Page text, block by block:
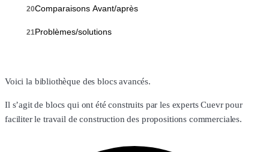
20Comparaisons Avant/après
21Problèmes/solutions
Voici la bibliothèque des blocs avancés.
Il s’agit de blocs qui ont été construits par les experts Cuevr pour
faciliter le travail de construction des propositions commerciales.